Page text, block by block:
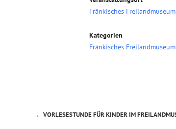
Fränkisches
Kategorien
Fränkisches
Beitragsnavigation
← VORLESESTUNDE FÜR KINDER IM